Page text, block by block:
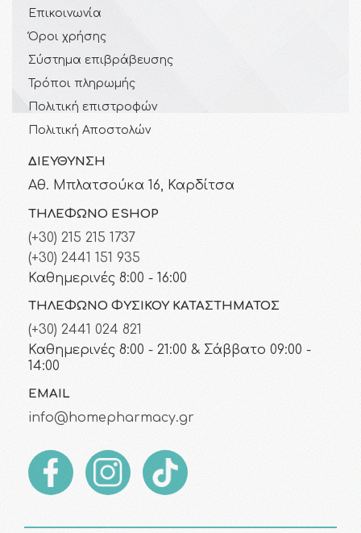
Επικοινωνία
Όροι χρήσης
Σύστημα επιβράβευσης
Τρόποι πληρωμής
Πολιτική επιστροφών
Πολιτική Αποστολών
ΔΙΕΎΘΥΝΣΗ
Αθ. Μπλατσούκα 16, Καρδίτσα
ΤΗΛΈΦΩΝΟ ESHOP
(+30) 215 215 1737
(+30) 2441 151 935
Καθημερινές 8:00 - 16:00
ΤΗΛΈΦΩΝΟ ΦΥΣΙΚΟΎ ΚΑΤΑΣΤΉΜΑΤΟΣ
(+30) 2441 024 821
Καθημερινές 8:00 - 21:00 & Σάββατο 09:00 -
14:00
EMAIL
info@homepharmacy.gr